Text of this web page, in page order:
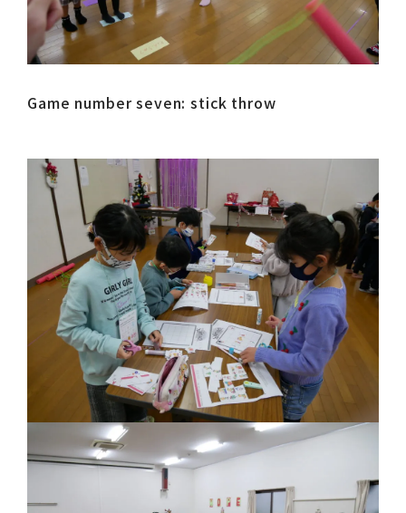
Game number seven: stick throw